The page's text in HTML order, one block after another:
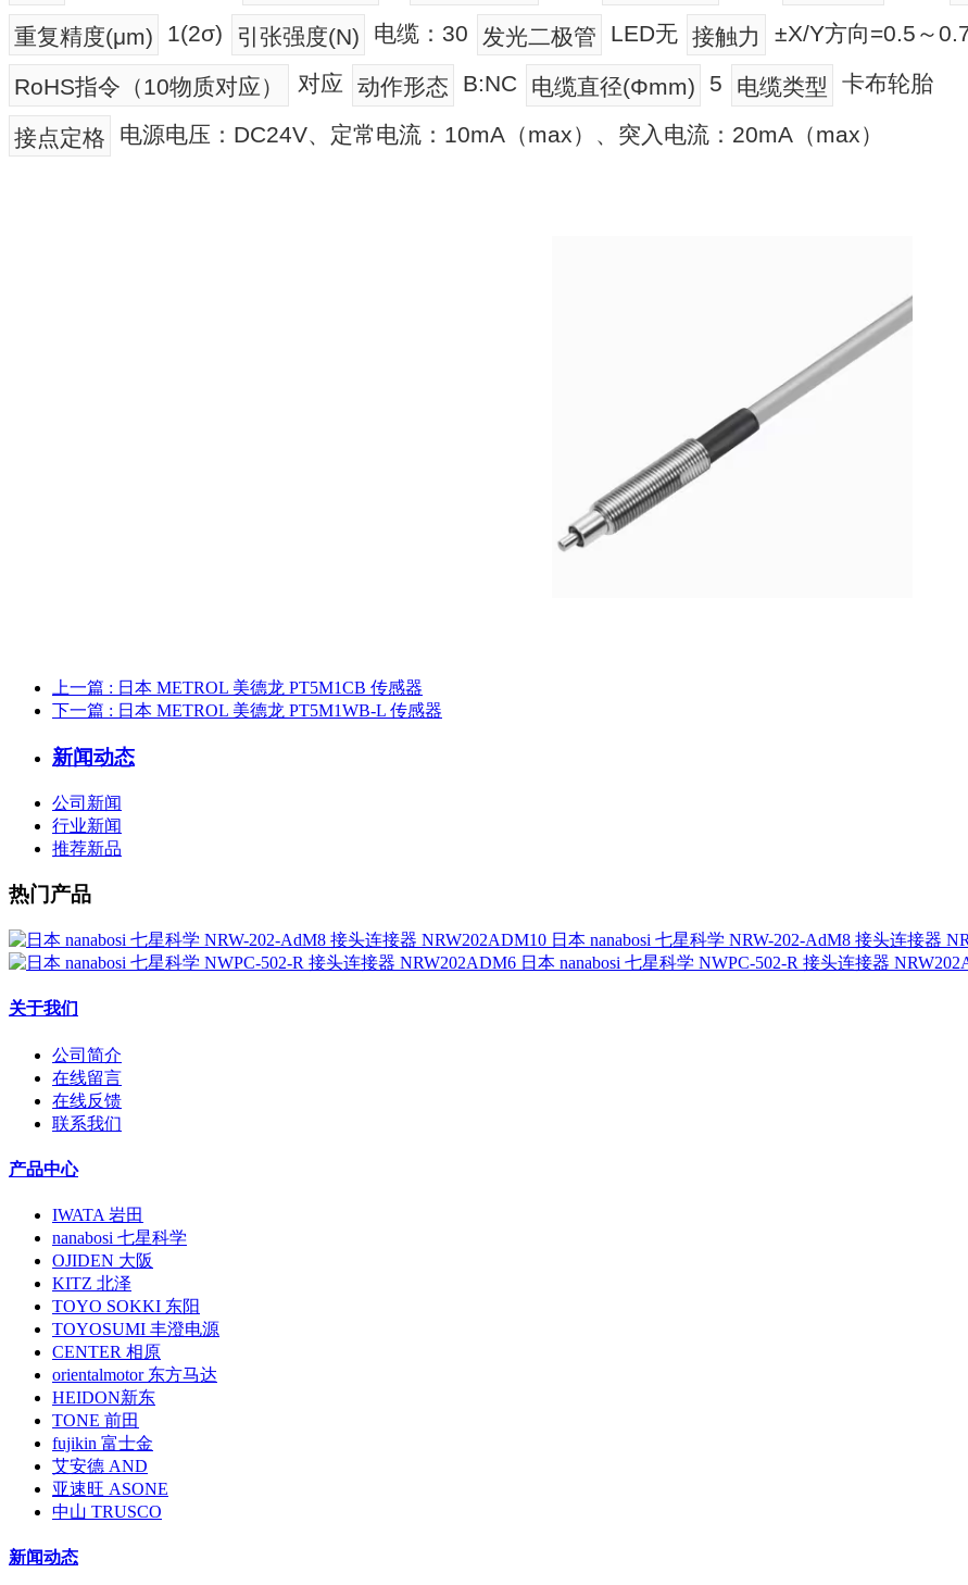
重复精度(μm) 1(2σ) 引张强度(N) 电缆：30 发光二极管 LED无 接触力 ±X/Y方向=0.5～
RoHS指令（10物质对应） 对应 动作形态 B:NC 电缆直径(Φmm) 5 电缆类型 卡布轮胎
接点定格 电源电压：DC24V、定常电流：10mA（max）、突入电流：20mA（max）
上一篇 : 日本 METROL 美德龙 PT5M1CB 传感器
下一篇 : 日本 METROL 美德龙 PT5M1WB-L 传感器
新闻动态
公司新闻
行业新闻
推荐新品
热门产品
日本 nanabosi 七星科学 NRW-202-AdM8 接头连接器
日本 nanabosi 七星科学 NWPC-502-R 接头连接器
关于我们
公司简介
在线留言
在线反馈
联系我们
产品中心
IWATA 岩田
nanabosi 七星科学
OJIDEN 大阪
KITZ 北泽
TOYO SOKKI 东阳
TOYOSUMI 丰澄电源
CENTER 相原
orientalmotor 东方马达
HEIDON新东
TONE 前田
fujikin 富士金
艾安德 AND
亚速旺 ASONE
中山 TRUSCO
新闻动态